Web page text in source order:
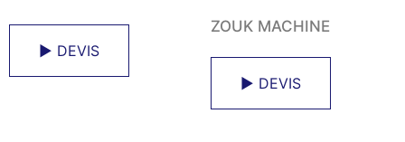
► DEVIS
ZOUK MACHINE
► DEVIS